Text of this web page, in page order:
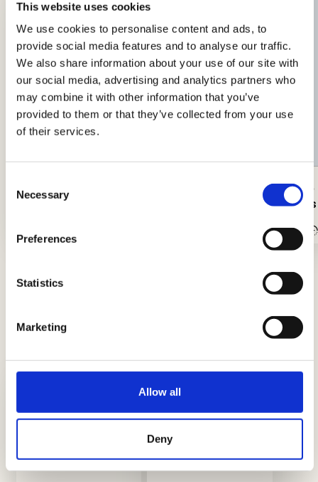
This website uses cookies
We use cookies to personalise content and ads, to
provide social media features and to analyse our traffic.
We also share information about your use of our site with
our social media, advertising and analytics partners who
may combine it with other information that you’ve
provided to them or that they’ve collected from your use
of their services.
Selection
Necessary
Preferences
Statistics
Marketing
Allow all
Deny
Barbecue-Sauce
Der
Herbstes
Mittel
Neuigkeiten, Einblicke und Tricks, um Könige